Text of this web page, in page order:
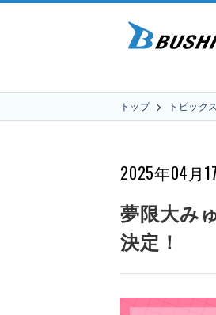
トップ トピックス
2025年04月
夢限大み
決定！